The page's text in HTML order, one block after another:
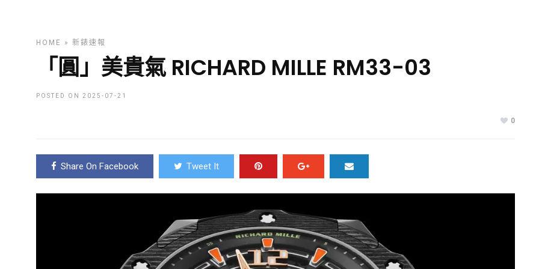
HOME » 新錶速報
「圓」美貴氣 RICHARD MILLE RM33-03
POSTED ON 2025-07-21
0
Share On Facebook Tweet It